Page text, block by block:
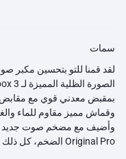
سمات
بمقبض معدني قوي مع مقابض
وقماش مميز مقاوم للماء